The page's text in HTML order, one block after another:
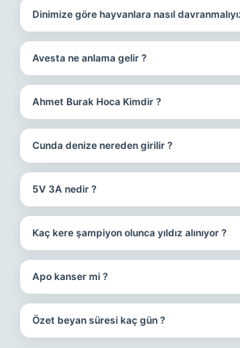
Dinimize göre hayvanlara nasıl
Avesta ne anlama gelir ?
Ahmet Burak Hoca Kimdir ?
Cunda denize nereden girilir ?
5V 3A nedir ?
Kaç kere şampiyon olunca yıldız alınıyor ?
Apo kanser mi ?
Özet beyan süresi kaç gün ?